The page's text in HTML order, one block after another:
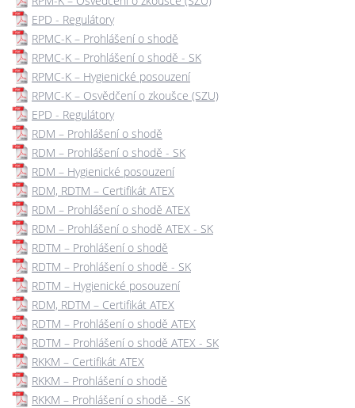
EPD - Regulátory
RPMC-K – Prohlášení o shodě
RPMC-K – Prohlášení o shodě - SK
RPMC-K – Hygienické posouzení
RPMC-K – Osvědčení o zkoušce (SZU)
EPD - Regulátory
RDM – Prohlášení o shodě
RDM – Prohlášení o shodě - SK
RDM – Hygienické posouzení
RDM, RDTM – Certifikát ATEX
RDM – Prohlášení o shodě ATEX
RDM – Prohlášení o shodě ATEX - SK
RDTM – Prohlášení o shodě
RDTM – Prohlášení o shodě - SK
RDTM – Hygienické posouzení
RDM, RDTM – Certifikát ATEX
RDTM – Prohlášení o shodě ATEX
RDTM – Prohlášení o shodě ATEX - SK
RKKM – Certifikát ATEX
RKKM – Prohlášení o shodě
RKKM – Prohlášení o shodě - SK